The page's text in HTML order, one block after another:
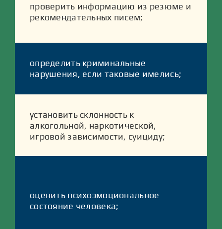
проверить информацию из резюме и
рекомендательных писем;
установить склонность к
алкогольной, наркотической,
игровой зависимости, суициду;
определить криминальные
нарушения, если таковые имелись;
оценить психоэмоциональное
состояние человека;